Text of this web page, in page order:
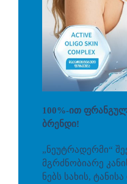
100%-ით
ბრენდი!
„ნეუტრადერმი“
მგრძნო­ბი­ა­რე
ნებს სა­ხის,